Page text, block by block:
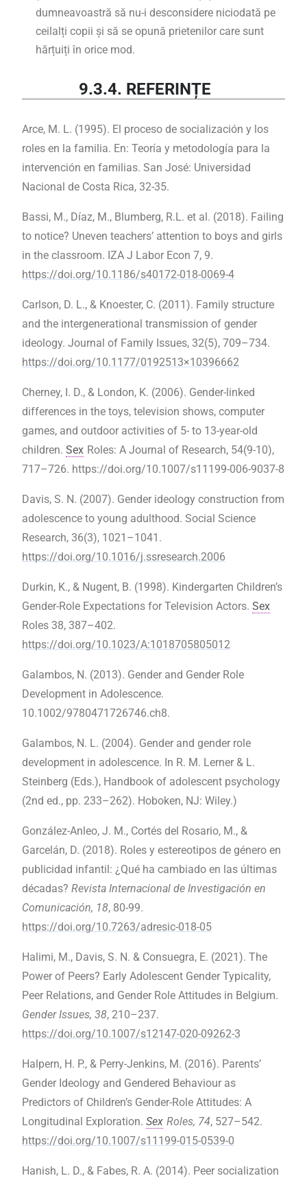
dumneavoastră să nu-i desconsidere niciodată pe
ceilalți copii și să se opună prietenilor care sunt
hărțuiți în orice mod.
9.3.4. REFERINȚE
Arce, M. L. (1995). El proceso de socialización y los
roles en la familia. En: Teoría y metodología para la
intervención en familias. San José: Universidad
Nacional de Costa Rica, 32-35.
Bassi, M., Díaz, M., Blumberg, R.L. et al. (2018). Failing
to notice? Uneven teachers’ attention to boys and girls
in the classroom. IZA J Labor Econ 7, 9.
https://doi.org/10.1186/s40172-018-0069-4
Carlson, D. L., & Knoester, C. (2011). Family structure
and the intergenerational transmission of gender
ideology. Journal of Family Issues, 32(5), 709–734.
https://doi.org/10.1177/0192513×10396662
Cherney, I. D., & London, K. (2006). Gender-linked
differences in the toys, television shows, computer
games, and outdoor activities of 5- to 13-year-old
children. Sex Roles: A Journal of Research, 54(9-10),
717–726. https://doi.org/10.1007/s11199-006-9037-8
Davis, S. N. (2007). Gender ideology construction from
adolescence to young adulthood. Social Science
Research, 36(3), 1021–1041.
https://doi.org/10.1016/j.ssresearch.2006
Durkin, K., & Nugent, B. (1998). Kindergarten Children’s
Gender-Role Expectations for Television Actors. Sex
Roles 38, 387–402.
https://doi.org/10.1023/A:1018705805012
Galambos, N. (2013). Gender and Gender Role
Development in Adolescence.
10.1002/9780471726746.ch8.
Galambos, N. L. (2004). Gender and gender role
development in adolescence. In R. M. Lerner & L.
Steinberg (Eds.), Handbook of adolescent psychology
(2nd ed., pp. 233–262). Hoboken, NJ: Wiley.)
González-Anleo, J. M., Cortés del Rosario, M., &
Garcelán, D. (2018). Roles y estereotipos de género en
publicidad infantil: ¿Qué ha cambiado en las últimas
décadas? Revista Internacional de Investigación en
Comunicación, 18, 80-99.
https://doi.org/10.7263/adresic-018-05
Halimi, M., Davis, S. N. & Consuegra, E. (2021). The
Power of Peers? Early Adolescent Gender Typicality,
Peer Relations, and Gender Role Attitudes in Belgium.
Gender Issues, 38, 210–237.
https://doi.org/10.1007/s12147-020-09262-3
Halpern, H. P., & Perry-Jenkins, M. (2016). Parents’
Gender Ideology and Gendered Behaviour as
Predictors of Children’s Gender-Role Attitudes: A
Longitudinal Exploration. Sex Roles, 74, 527–542.
https://doi.org/10.1007/s11199-015-0539-0
Hanish, L. D., & Fabes, R. A. (2014). Peer socialization